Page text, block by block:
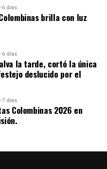
6 días
brilla con luz
6 días
la tarde, cortó la única
deslucido por el
7 días
Colombinas 2026 en